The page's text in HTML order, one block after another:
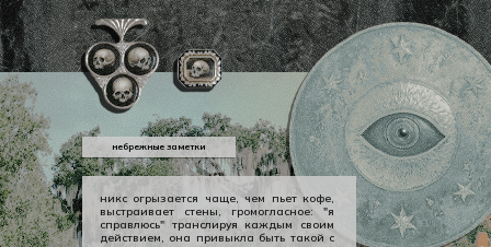
никс огрызается чаще, чем пьет кофе,
выстраивает стены, громогласное: "я
справлюсь" транслируя каждым своим
действием, она привыкла быть такой с
небрежные заметки